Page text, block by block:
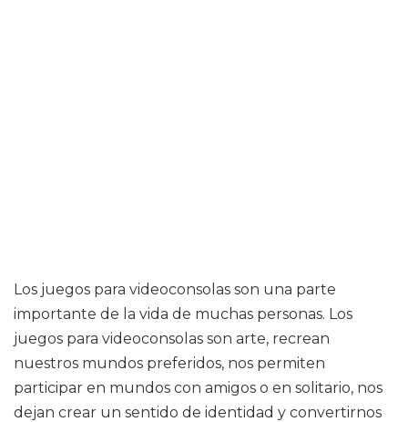
Los juegos para videoconsolas son una parte
importante de la vida de muchas personas. Los
juegos para videoconsolas son arte, recrean
nuestros mundos preferidos, nos permiten
participar en mundos con amigos o en solitario, nos
dejan crear un sentido de identidad y convertirnos